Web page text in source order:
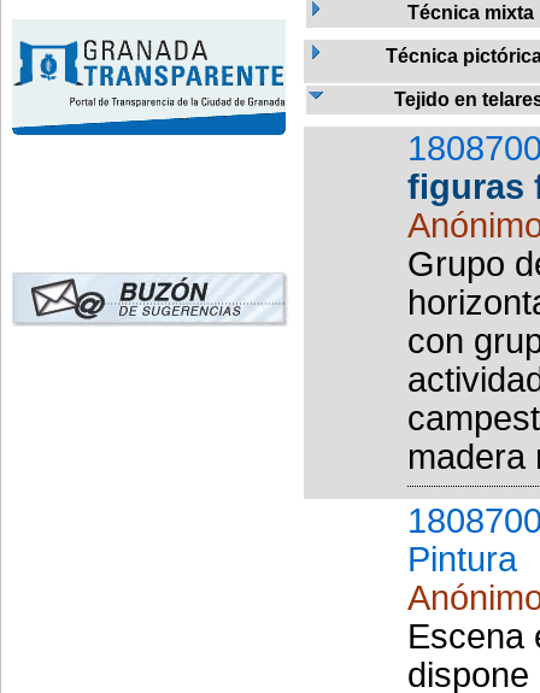
Técnica mixta
Técnica
Tejido en
figuras
Grupo
con
madera
Pintura
Escena
dispone